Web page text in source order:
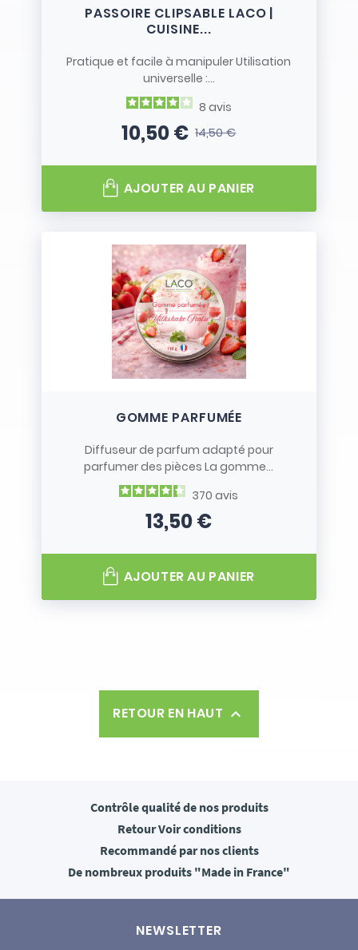
PASSOIRE CLIPSABLE LACO |
CUISINE...
Pratique et facile à manipuler Utilisation
universelle :...
8 avis
Prix
10,50 €Prix de base
14,50 €
AJOUTER AU PANIER
GOMME PARFUMÉE
Diffuseur de parfum adapté pour
parfumer des pièces La gomme...
370avis
Prix
13,50 €
AJOUTER AU PANIER
RETOUR EN HAUT 
Contrôle qualitéde nos produits
RetourVoir conditions
Recommandépar nos clients
De nombreux produits "Made in France"
NEWSLETTER